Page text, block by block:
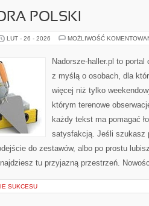
POLSKI
LUT - 26 - 2026 MOŻLIWOŚĆ
Nadorsze-haller.pl to portal
z myślą o osobach, dla
więcej niż tylko
którym terenowe
każdy tekst ma pomagać
satysfakcją. Jeśli szukasz
do zestawów, albo po prostu
tu przyjazną przestrzeń.
SUKCESU